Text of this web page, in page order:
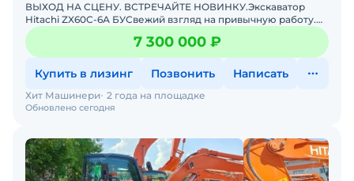
ВЫХОД НА СЦЕНУ. ВСТРЕЧАЙТЕ НОВИНКУ.Экскаватор
Hitachi ZX60С-6А БУСвежий взгляд на привычную работу.
Компактный, маневренный, зубастый.Забудьте всё, что
знали пр
7 300 000 ₽
Купить в лизинг Позвонить Написать
Обновлено сегодня
Хит Машинери 2 года на площадке